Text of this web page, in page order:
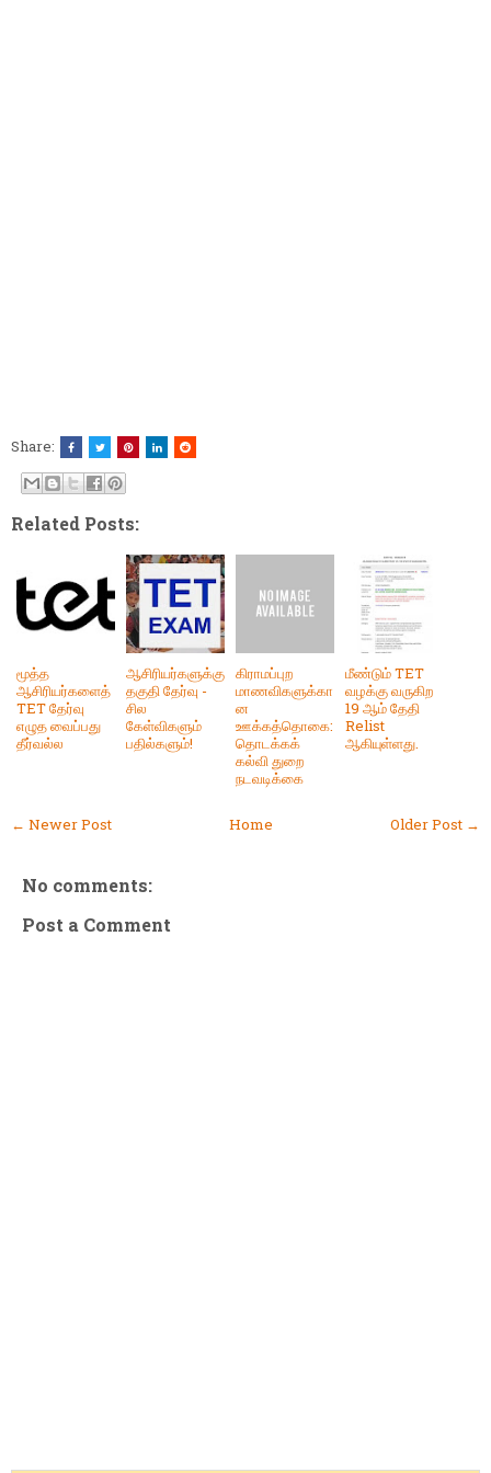
Share:
Related Posts:
மூத்த
ஆசிரியர்களைத்
TET தேர்வு
எழுத வைப்பது
தீர்வல்ல
ஆசிரியர்களுக்கு
தகுதி தேர்வு -
சில
கேள்விகளும்
பதில்களும்!
கிராமப்புற
மாணவிகளுக்கா
ன
ஊக்கத்தொகை:
தொடக்கக்
கல்வி துறை
நடவடிக்கை
மீண்டும் TET
வழக்கு வருகிற
19 ஆம் தேதி
Relist
ஆகியுள்ளது.
← Newer Post Older Post →
Home
No comments:
Post a Comment